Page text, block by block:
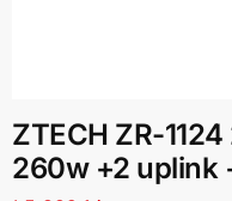
ZTECH ZR-
260w +2 uplink